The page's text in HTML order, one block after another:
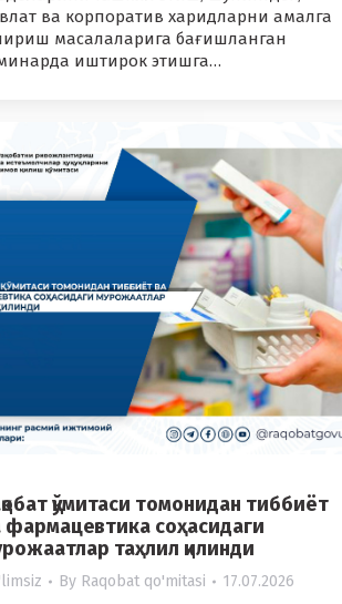
ва корпоратив харидларни амалга
масалаларига бағишланган
иштирок этишга…
қўмитаси томонидан тиббиёт
фармацевтика соҳасидаги
таҳлил қилинди
By Raqobat qo'mitasi 17.07.2026